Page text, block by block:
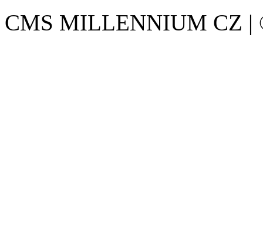
CMS MILLENNIUM CZ |